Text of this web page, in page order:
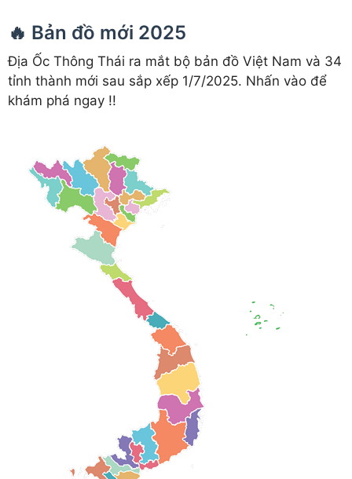
🔥 Bản đồ mới 2025
Địa Ốc Thông Thái ra mắt bộ bản đồ Việt Nam và 34
tỉnh thành mới sau sắp xếp 1/7/2025. Nhấn vào để
khám phá ngay !!